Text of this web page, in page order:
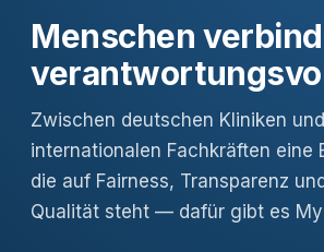
Menschen
Zwischen deutschen Kliniken und
internationalen Fachkräften eine
die auf Fairness, Transparenz
Qualität steht — dafür gibt es